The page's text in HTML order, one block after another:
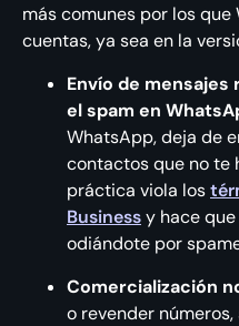
más comunes por los
cuentas, ya sea en la
Envío de
el spam en
WhatsApp, deja de
contactos que no te
práctica viola los
Businessy hace
odiándote por
Comercialización
o revender